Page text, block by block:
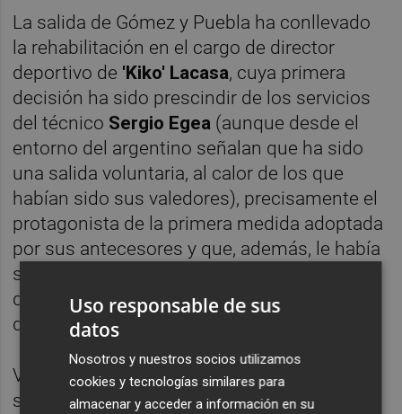
La salida de Gómez y Puebla ha conllevado
la rehabilitación en el cargo de director
deportivo de 'Kiko' Lacasa, cuya primera
decisión ha sido prescindir de los servicios
del técnico Sergio Egea (aunque desde el
entorno del argentino señalan que ha sido
una salida voluntaria, al calor de los que
habían sido sus valedores), precisamente el
protagonista de la primera medida adoptada
por sus antecesores y que, además, le había
sustituido en el rol de técnico rojillo... y es
que Lacasa era también el entrenador tras el
despido deRaúl Garrido
Voluntaria o forzosa, el caso es que con la
salida de Sergio Egea no se han agotado ni
Uso responsable de sus
datos
Nosotros y nuestros socios utilizamos
cookies y tecnologías similares para
almacenar y acceder a información en su